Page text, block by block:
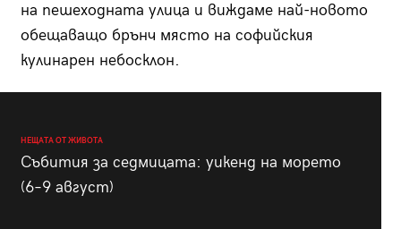
на пешеходната улица и виждаме най-новото
обещаващо брънч място на софийския
кулинарен небосклон.
НЕЩАТА ОТ ЖИВОТА
Събития за седмицата: уикенд на морето
(6–9 август)